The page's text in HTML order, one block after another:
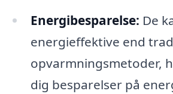
Energibesparelse: De
energieffektive end
opvarmningsmetoder,
dig besparelser på